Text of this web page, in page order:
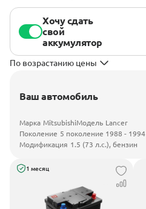
Хочу сдать
свой
аккумулятор
По возрастанию цены
Ваш автомобиль
Марка MitsubishiМодель Lancer
Поколение 5 поколение 1988 - 1994
Модификация 1.5 (73 л.с.), бензин
1 месяц